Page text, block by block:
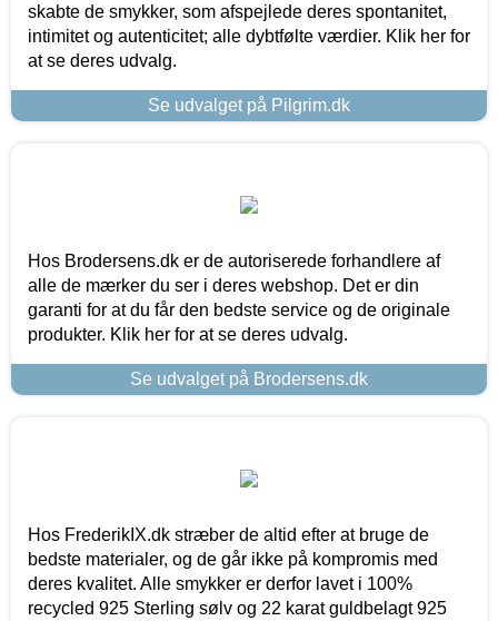
skabte de smykker, som afspejlede deres spontanitet,
intimitet og autenticitet; alle dybtfølte værdier. Klik her for
at se deres udvalg.
Se udvalget på Pilgrim.dk
Hos Brodersens.dk er de autoriserede forhandlere af
alle de mærker du ser i deres webshop. Det er din
garanti for at du får den bedste service og de originale
produkter. Klik her for at se deres udvalg.
Se udvalget på Brodersens.dk
Hos FrederikIX.dk stræber de altid efter at bruge de
bedste materialer, og de går ikke på kompromis med
deres kvalitet. Alle smykker er derfor lavet i 100%
recycled 925 Sterling sølv og 22 karat guldbelagt 925